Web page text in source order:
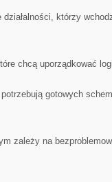
którzy
chcą uporządkować
gotowych
zależy na